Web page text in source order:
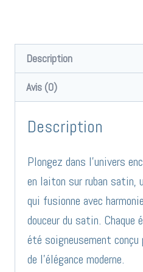
laiton
sur
CO673
Description
Avis (0)
Description
Plongez dans l’univers
en laiton sur ruban satin,
qui fusionne avec
douceur du satin. Chaque
été soigneusement conçu
de l’élégance moderne.